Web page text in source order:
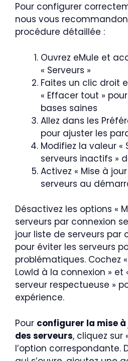
Pour configurer
nous vous
procédure détaillée :
Ouvrez eMule et
« Serveurs »
Faites un clic droit
« Effacer tout »
bases saines
Allez dans les
pour ajuster les
Modifiez la valeur «
serveurs inactifs »
Activez « Mise à
serveurs au
Désactivez les options «
serveurs par connexion
jour liste de serveurs par
pour éviter les serveurs
problématiques. Cochez
LowId à la connexion » et
serveur respectueuse »
expérience.
Pour configurer la mise
des serveurs, cliquez sur
l’option correspondante.